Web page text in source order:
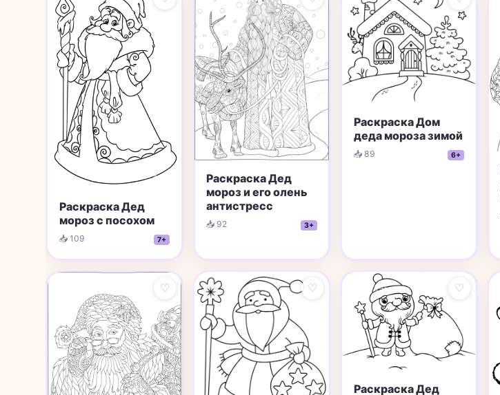
Раскраска Дед
мороз с посохом
📥 109 7+
Раскраска Дед
мороз и его олень
антистресс
📥 92 3+
Раскраска Дом
деда мороза зимой
📥 89 6+
♡ ♡ ♡
Раскраска Дед